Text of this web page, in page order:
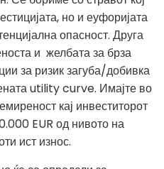
но и еуфоријата
опасност. Друга
и желбата за брза
за ризик загуба/добивка
utility curve. Имајте во
кај инвеститорот
EUR од нивото на
ист износ.